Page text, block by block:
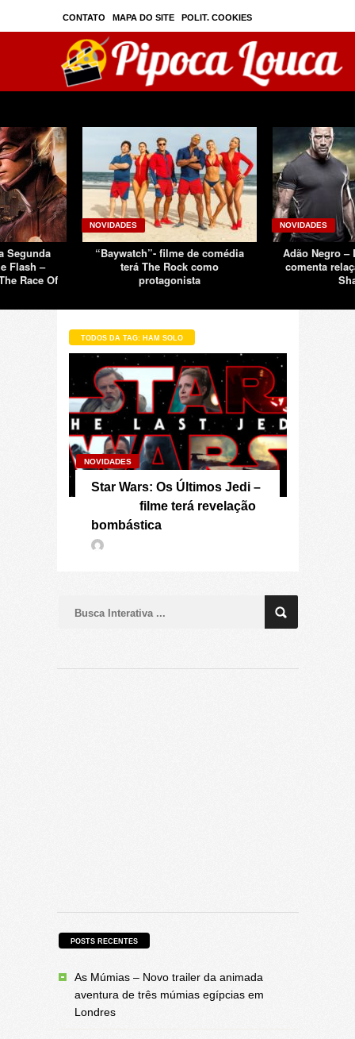
CONTATO MAPA DO SITE POLIT. COOKIES
PRIVAC./SEGURANÇA
Segunda
Flash –
Race Of
NOVIDADES
“Baywatch”- filme de comédia
terá The Rock como
protagonista
NOVIDADES
Adão Negro –
comenta
TODOS DA TAG: HAM SOLO
NOVIDADES
Star Wars: Os Últimos Jedi –
filme terá revelação
bombástica
POSTS RECENTES
As Múmias – Novo trailer da animada
aventura de três múmias egípcias em
Londres